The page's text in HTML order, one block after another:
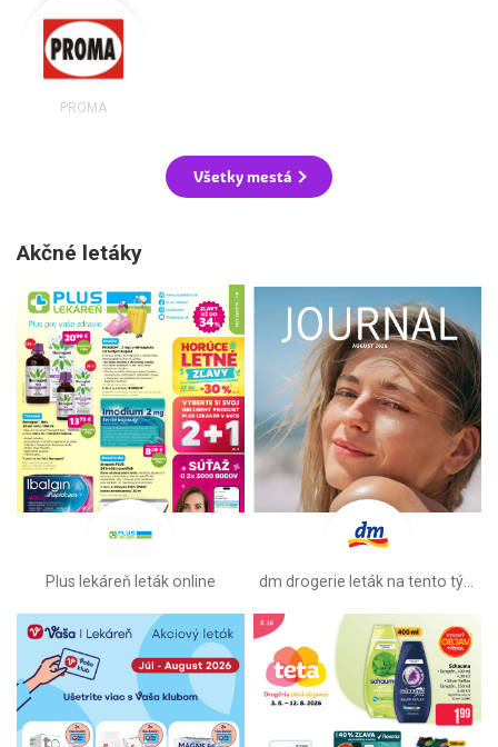
PROMA
Všetky mestá
Akčné letáky
Plus lekáreň leták online